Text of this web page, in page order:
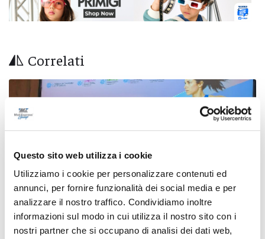
Questo sito web utilizza i cookie
Utilizziamo i cookie per personalizzare contenuti ed
annunci, per fornire funzionalità dei social media e per
analizzare il nostro traffico. Condividiamo inoltre
informazioni sul modo in cui utilizza il nostro sito con i
nostri partner che si occupano di analisi dei dati web,
Correlati